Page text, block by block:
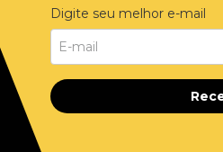
Digite seu melhor e-mail